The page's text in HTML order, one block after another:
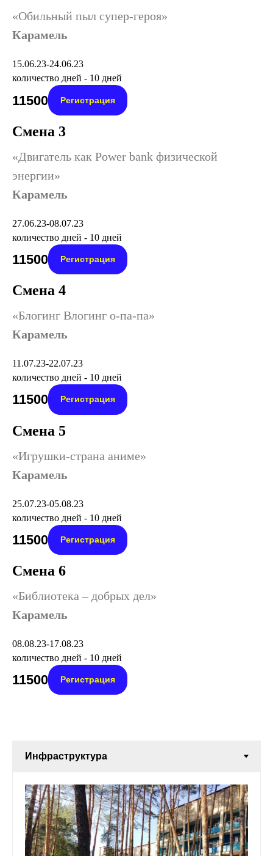
«Обильный пыл супер-героя»
Карамель
15.06.23-24.06.23
количество дней - 10 дней
11500 Регистрация
Смена 3
«Двигатель как Power bank физической
энергии»
Карамель
27.06.23-08.07.23
количество дней - 10 дней
11500 Регистрация
Смена 4
«Блогинг Влогинг о-па-па»
Карамель
11.07.23-22.07.23
количество дней - 10 дней
11500 Регистрация
Смена 5
«Игрушки-страна аниме»
Карамель
25.07.23-05.08.23
количество дней - 10 дней
11500 Регистрация
Смена 6
«Библиотека – добрых дел»
Карамель
08.08.23-17.08.23
количество дней - 10 дней
11500 Регистрация